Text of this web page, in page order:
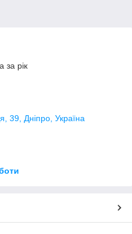
за рік
39, Дніпро, Україна